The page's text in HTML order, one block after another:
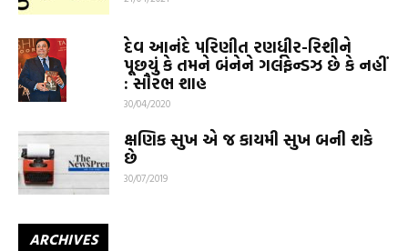
દેવ આનંદે પરિણીત રણધીર-રિશીને
પૂછયું કે તમને બંનેને ગર્લફેન્ડઝ છે કે નહીં
: સૌરભ શાહ
30/04/2020
ક્ષણિક સુખ એ જ કાયમી સુખ બની શકે
છે
30/07/2019
ARCHIVES